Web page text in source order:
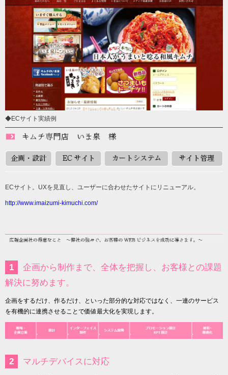
◆ECサイト実績例
ECサイト。UXを見直し、ユーザーに合わせたサイトにリニューアル。
http://www.imaizumi-kimuchi.com/
1
企画から制作まで、全体を把握し、お客様との課題
解決に努めます。
企画をするだけ、作るだけ、といった部分的な対応ではなく、一連のサービス
を有機的に連携させることで価値最大化を実現します。
2 マルチデバイスに対応